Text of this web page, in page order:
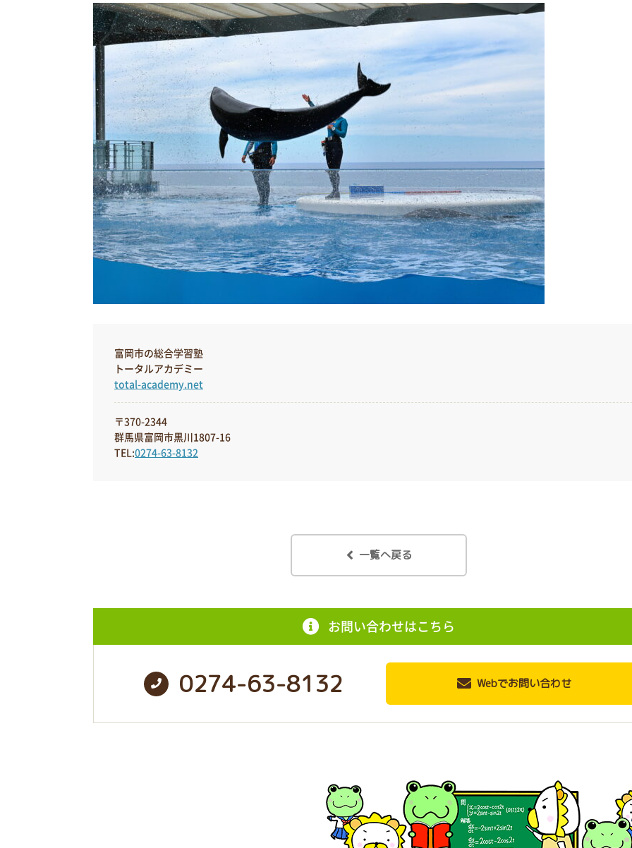
富岡市の総合学習塾
トータルアカデミー
total-academy.net
〒370-2344
群馬県富岡市黒川1807-16
TEL:0274-63-8132
一覧へ戻る
お問い合わせはこちら
0274-63-8132 Webでお問い合わせ